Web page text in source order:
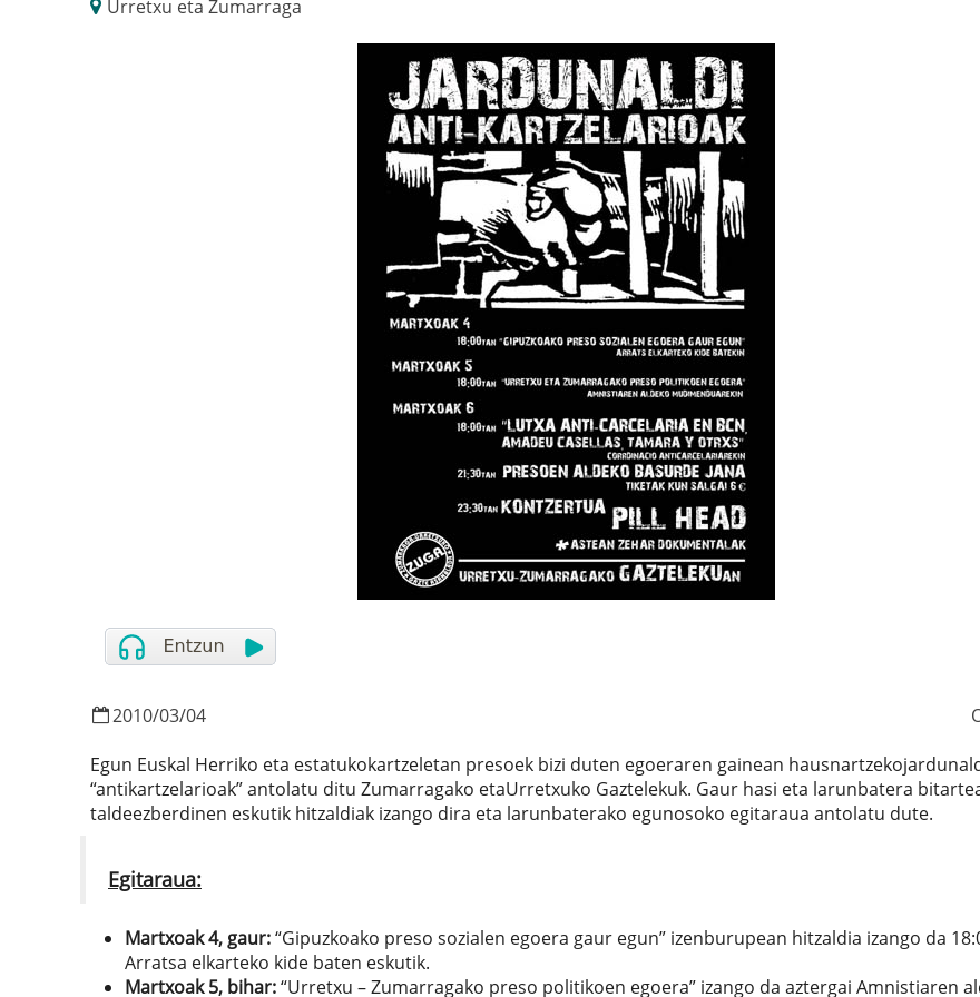
Urretxu eta Zumarraga
2010/03/04
Egun Euskal Herriko eta estatukokartzeletan presoek bizi duten egoeraren gainean
“antikartzelarioak” antolatu ditu Zumarragako etaUrretxuko Gaztelekuk. Gaur hasi eta larunbatera
taldeezberdinen eskutik hitzaldiak izango dira eta larunbaterako egunosoko egitaraua antolatu dute.
Egitaraua:
Martxoak 4, gaur:“Gipuzkoako preso sozialen egoera gaur egun” izenburupean hitzaldia izango da
Arratsa elkarteko kide baten eskutik.
Martxoak 5, bihar:“Urretxu – Zumarragako preso politikoen egoera” izango da aztergai Amnistiaren